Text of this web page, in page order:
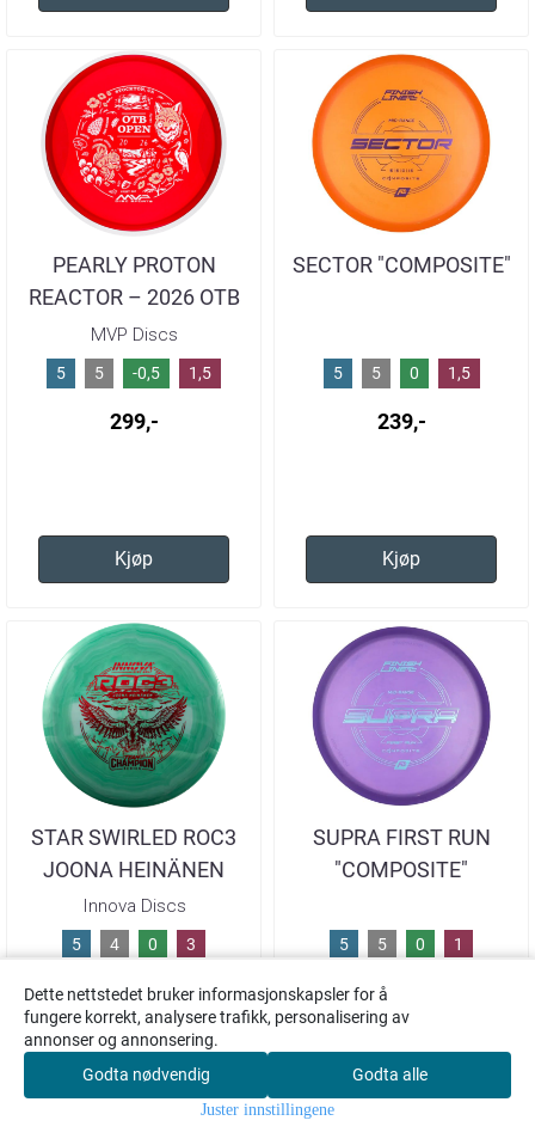
Søk
PEARLY PROTON
REACTOR – 2026 OTB
OPEN
MVP Discs
5 5 -0,5 1,5
299,-
Kjøp
SECTOR "COMPOSITE"
5 5 0 1,5
239,-
Kjøp
STAR SWIRLED ROC3
JOONA HEINÄNEN
2025
Innova Discs
5 4 0 3
329,-
SUPRA FIRST RUN
"COMPOSITE"
5 5 0 1
239,-
Dette nettstedet bruker informasjonskapsler for å
fungere korrekt, analysere trafikk, personalisering av
annonser og annonsering.
Godta nødvendig
Godta alle
Juster innstillingene